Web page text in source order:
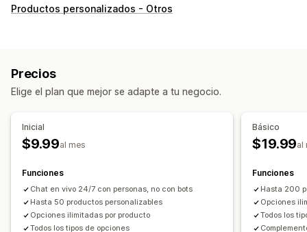
Personalización
Texto personalizado
CSS personalizado HTML personalizado Vista previa
Precios
Precios dinámicos
Costos adicionales de variantes
Inventario
Productos personalizados - Otros
Precios
Elige el plan que mejor se adapte a tu negocio.
Inicial
$9.99al mes
Funciones
Chat en vivo 24/7 con personas, no con bots
Hasta 50 productos personalizables
Opciones ilimitadas por producto
Todos los tipos de opciones
Básico
$19.99al
Funciones
Hasta 200
Opciones
Todos los